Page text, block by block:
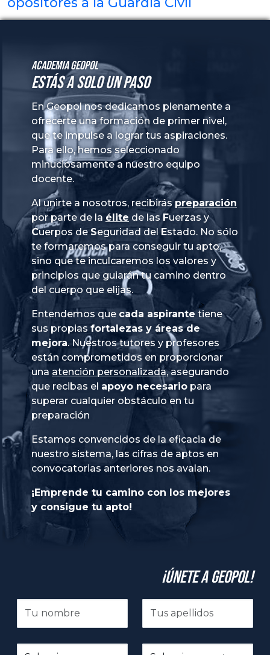
Academia GeoPol
Estás a solo un paso
En Geopol nos dedicamos plenamente a
ofrecerte una formación de primer nivel,
que te impulse a lograr tus aspiraciones.
Para ello, hemos seleccionado
minuciosamente a nuestro equipo
docente.
Al unirte a nosotros, recibiráspreparación
por parte de la élite de las Fuerzas y
Cuerpos de Seguridad del Estado. No sólo
te formaremos para conseguir tu apto,
sino que te inculcaremos los valores y
principios que guiarán tu camino dentro
del cuerpo que elijas.
Entendemos que cada aspirante tiene
sus propias fortalezas y áreas de
mejora. Nuestros tutores y profesores
están comprometidos en proporcionar
una atención personalizada, asegurando
que recibas el apoyo necesario para
superar cualquier obstáculo en tu
preparación
Estamos convencidos de la eficacia de
nuestro sistema, las cifras de aptos en
convocatorias anteriores nos avalan.
¡Emprende tu camino con los mejores
y consigue tu apto!
¡Únete a GeoPol!